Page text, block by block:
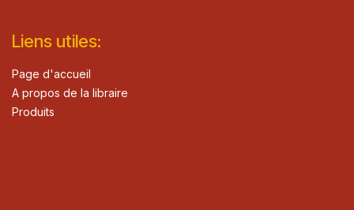
Lie​ns utiles:
Page d'accueil
A propos de la libraire
Produits